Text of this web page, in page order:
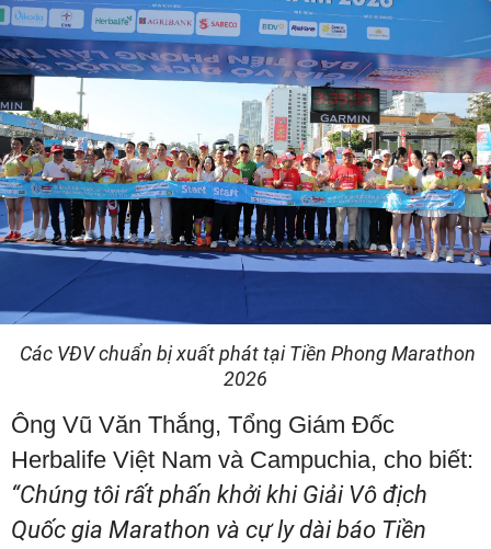
Các VĐV chuẩn bị xuất phát tại Tiền Phong Marathon
2026
Ông Vũ Văn Thắng, Tổng Giám Đốc
Herbalife Việt Nam và Campuchia, cho biết:
“Chúng tôi rất phấn khởi khi Giải Vô địch
Quốc gia Marathon và cự ly dài báo Tiền